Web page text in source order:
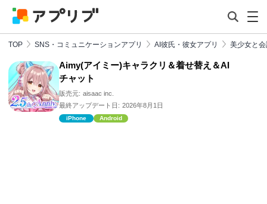
TOP SNS・コミュニケーションアプリ AI彼氏・彼女アプリ 美少女と
Aimy(アイミー)キャラクリ＆着せ替え＆AI
チャット
販売元: aisaac inc.
最終アップデート日: 2026年8月1日
iPhone Android